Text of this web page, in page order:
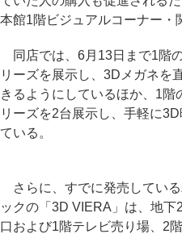
本館1階ビジュアルコーナー・
同店では、6月13日まで1階
リーズを展示し、3Dメガネを
きるようにしているほか、1
リーズを2台展示し、手軽に
ている。
さらに、すでに発売している
ックの「3D VIERA」は、地下
口および1階テレビ売り場、2